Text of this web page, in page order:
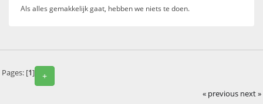
Als alles gemakkelijk gaat, hebben we niets te doen.
+
Pages: [1]
« previous next »